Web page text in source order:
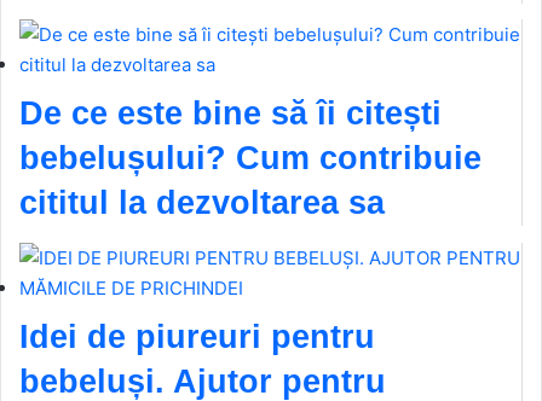
De ce este bine să îi citești
bebelușului? Cum contribuie
cititul la dezvoltarea sa
Idei de piureuri pentru
bebeluși. Ajutor pentru